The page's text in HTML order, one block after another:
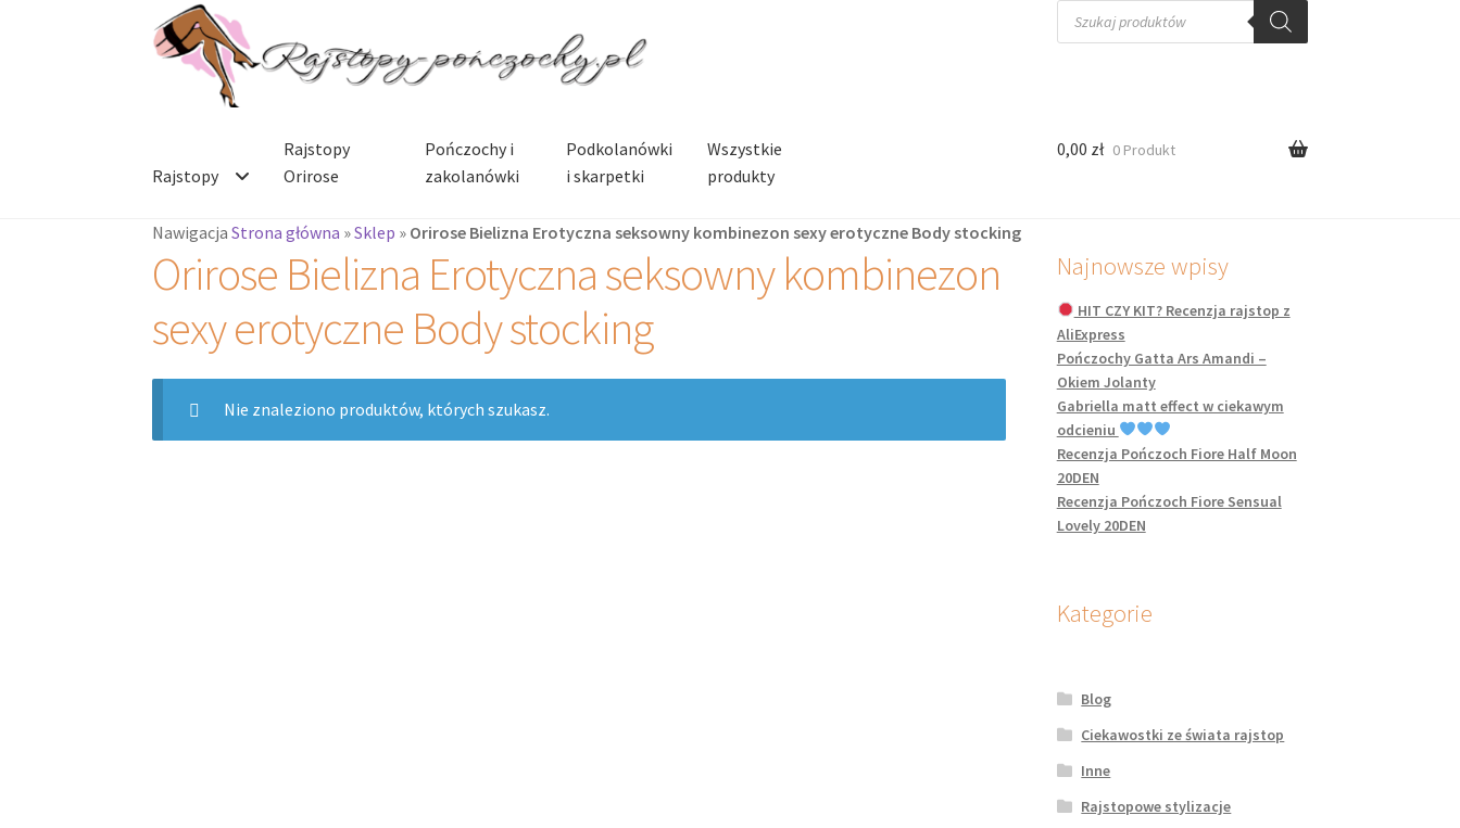
Przejdź
do
nawigacji
Przejdź
do
treści
Wyszukiwarka
produktów
Rajstopy
Rajstopy
Orirose
Pończochy i
zakolanówki
Podkolanówki
i skarpetki
Wszystkie
produkty
0,00 zł 0 Produkt
NawigacjaStrona główna »Sklep » Orirose Bielizna Erotyczna seksowny kombinezon sexy erotyczne Body stocking
Orirose Bielizna Erotyczna seksowny kombinezon
sexy erotyczne Body stocking
Nie znaleziono produktów, których szukasz.
Najnowsze wpisy
HIT CZY KIT? Recenzja rajstop z
AliExpress
Pończochy Gatta Ars Amandi –
Okiem Jolanty
Gabriella matt effect w ciekawym
odcieniu
Recenzja Pończoch Fiore Half Moon
20DEN
Recenzja Pończoch Fiore Sensual
Lovely 20DEN
Kategorie
Blog
Ciekawostki ze świata rajstop
Inne
Rajstopowe stylizacje